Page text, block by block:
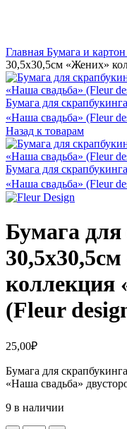
Главная Бумага и картон
30,5х30,5см «Жених»
Бумага для
«Наша свадьба» (Fleur
Назад к товарам
Бумага для
«Наша свадьба» (Fleur
Бумага для
коллекция
(Fleur
25,00₽
Бумага для
«Наша свадьба»
9 в наличии